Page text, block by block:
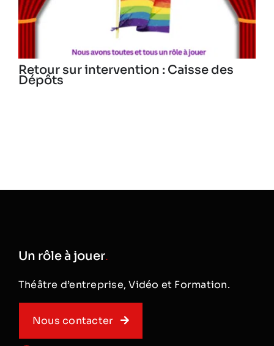
Retour sur intervention : Caisse des
Dépôts
Un rôle à jouer.
Théâtre d’entreprise, Vidéo et Formation.
Nous contacter